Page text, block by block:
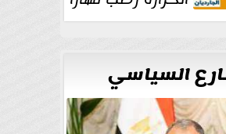
مائل للحرارة رطب
السياسي